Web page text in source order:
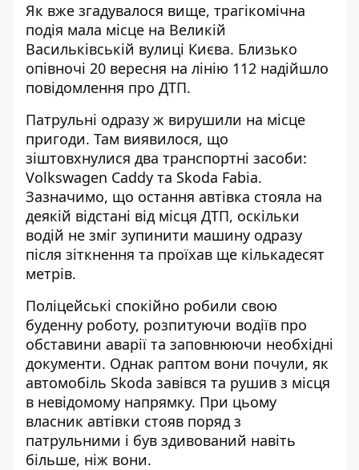
Як вже згадувалося вище, трагікомічна
подія мала місце на Великій
Васильківській вулиці Києва. Близько
опівночі 20 вересня на лінію 112 надійшло
повідомлення про ДТП.
Патрульні одразу ж вирушили на місце
пригоди. Там виявилося, що
зіштовхнулися два транспортні засоби:
Volkswagen Caddy та Skoda Fabia.
Зазначимо, що остання автівка стояла на
деякій відстані від місця ДТП, оскільки
водій не зміг зупинити машину одразу
після зіткнення та проїхав ще кількадесят
метрів.
Поліцейські спокійно робили свою
буденну роботу, розпитуючи водіїв про
обставини аварії та заповнюючи необхідні
документи. Однак раптом вони почули, як
автомобіль Skoda завівся та рушив з місця
в невідомому напрямку. При цьому
власник автівки стояв поряд з
патрульними і був здивований навіть
більше, ніж вони.